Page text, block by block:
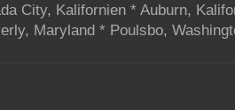
City, Kalifornien * Auburn,
Maryland * Poulsbo,